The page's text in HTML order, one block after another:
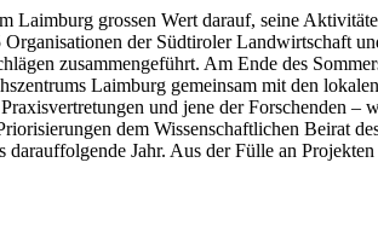
Laimburg grossen Wert darauf, seine
der Südtiroler Landwirtschaft
zusammengeführt. Am Ende des
Laimburg gemeinsam mit den
und jene der Forschenden
dem Wissenschaftlichen Beirat
Jahr. Aus der Fülle an